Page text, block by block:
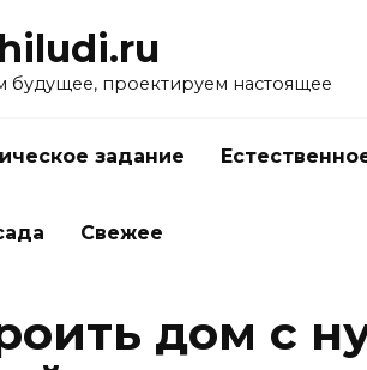
будущее, проектируем настоящее
задание
Свежее
дом с